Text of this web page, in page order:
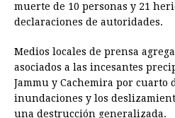
muerte de 10 personas y 21
declaraciones de autoridades.
Medios locales de prensa
asociados a las incesantes
Jammu y Cachemira por cuarto
inundaciones y los
una destrucción generalizada.